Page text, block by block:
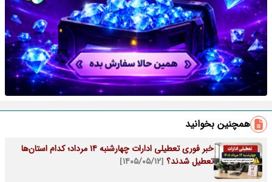
همچنین بخوانید
خبر فوری تعطیلی ادارات چهارشنبه ۱۴ مرداد؛ کدام استان‌ها
تعطیل شدند؟ [۱۴۰۵/۰۵/۱۲]